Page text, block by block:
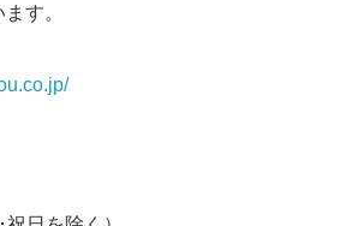
す。